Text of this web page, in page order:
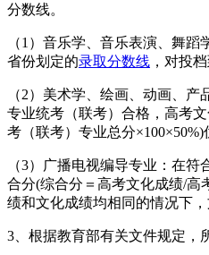
分数线。
（1）音乐学、音乐表演、舞
省份划定的录取分数线 ，对投
（2）美术学、绘画、动画、
专业统考（联考）合格，高考
考（联考）专业总分
（3）广播电视编导专业：在
合分(综合分＝高考文化成绩/高
绩和文化成绩均相同的情况下
3、根据教育部有关文件规定，